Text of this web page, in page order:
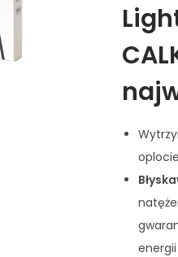
oplocie
energii